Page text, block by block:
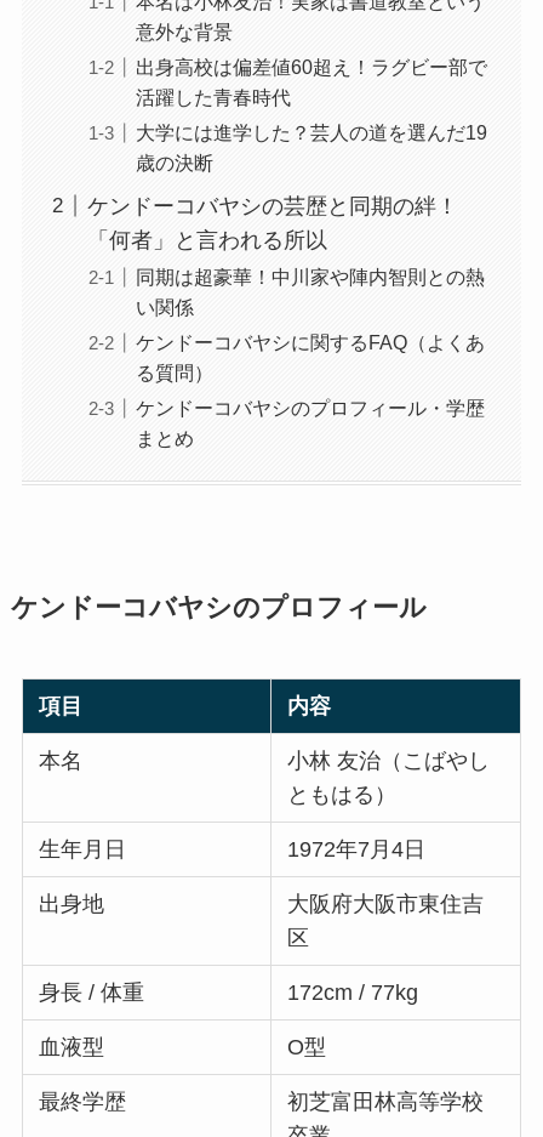
意外な背景
出身高校は偏差値60超え！ラグビー部で
活躍した青春時代
大学には進学した？芸人の道を選んだ19
歳の決断
ケンドーコバヤシの芸歴と同期の絆！
「何者」と言われる所以
同期は超豪華！中川家や陣内智則との熱
い関係
ケンドーコバヤシに関するFAQ（よくあ
る質問）
ケンドーコバヤシのプロフィール・学歴
まとめ
ケンドーコバヤシのプロフィール
項目 内容
本名
小林 友治（こばやし
ともはる）
生年月日 1972年7月4日
出身地
大阪府大阪市東住吉
区
身長 / 体重 172cm / 77kg
血液型 O型
最終学歴
初芝富田林高等学校